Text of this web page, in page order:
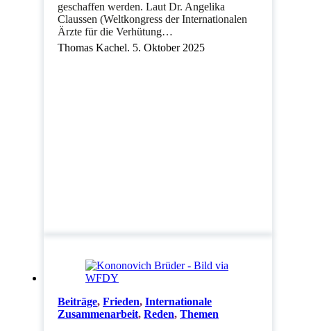
geschaffen werden. Laut Dr. Angelika
Claussen (Weltkongress der Internationalen
Ärzte für die Verhütung…
Thomas Kachel. 5. Oktober 2025
Beiträge, Frieden, Internationale
Zusammenarbeit, Reden, Themen